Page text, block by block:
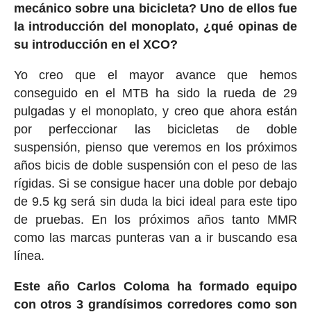
mecánico sobre una bicicleta? Uno de ellos fue
la introducción del monoplato, ¿qué opinas de
su introducción en el XCO?
Yo creo que el mayor avance que hemos
conseguido en el MTB ha sido la rueda de 29
pulgadas y el monoplato, y creo que ahora están
por perfeccionar las bicicletas de doble
suspensión, pienso que veremos en los próximos
años bicis de doble suspensión con el peso de las
rígidas. Si se consigue hacer una doble por debajo
de 9.5 kg será sin duda la bici ideal para este tipo
de pruebas. En los próximos años tanto MMR
como las marcas punteras van a ir buscando esa
línea.
Este año Carlos Coloma ha formado equipo
con otros 3 grandísimos corredores como son